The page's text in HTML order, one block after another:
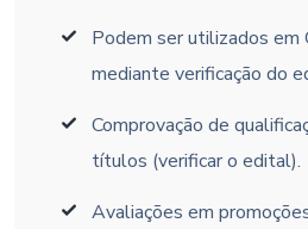
Podem ser utilizados em
mediante verificação do
Comprovação de
títulos (verificar o edital).
Avaliações em